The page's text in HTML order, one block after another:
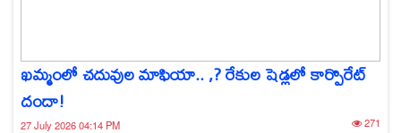
ఖమ్మంలో చదువుల మాఫియా.. ,? రేకుల షెడ్లలో కార్పొరేట్
దందా!
27 July 2026 04:14 PM 271